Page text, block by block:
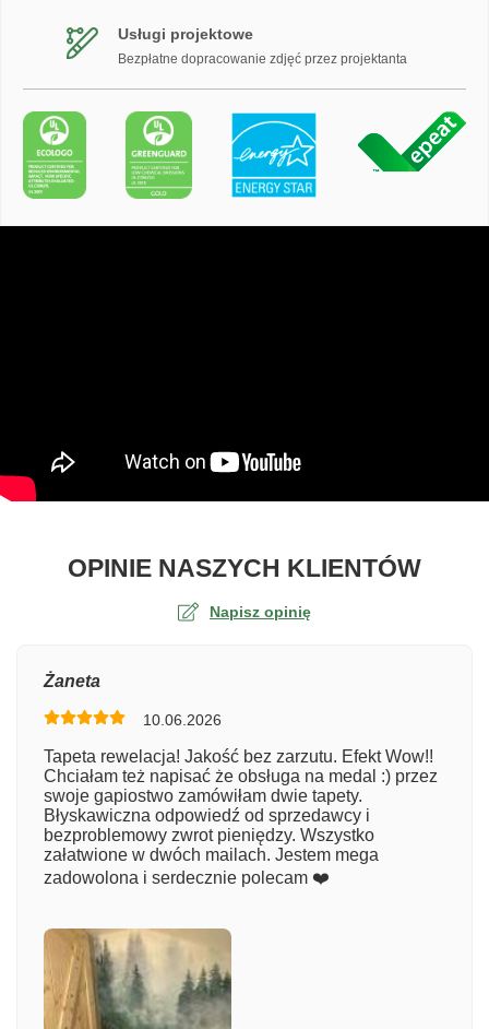
Usługi projektowe
Bezpłatne dopracowanie zdjęć przez projektanta
OPINIE NASZYCH KLIENTÓWO
Napisz opinię
Numer zamówienia
Imię
Żaneta
10.06.2026
Tapeta rewelacja! Jakość bez zarzutu. Efekt Wow!!
Chciałam też napisać że obsługa na medal :) przez
swoje gapiostwo zamówiłam dwie tapety.
Błyskawiczna odpowiedź od sprzedawcy i
bezproblemowy zwrot pieniędzy. Wszystko
załatwione w dwóch mailach. Jestem mega
zadowolona i serdecznie polecam ❤️